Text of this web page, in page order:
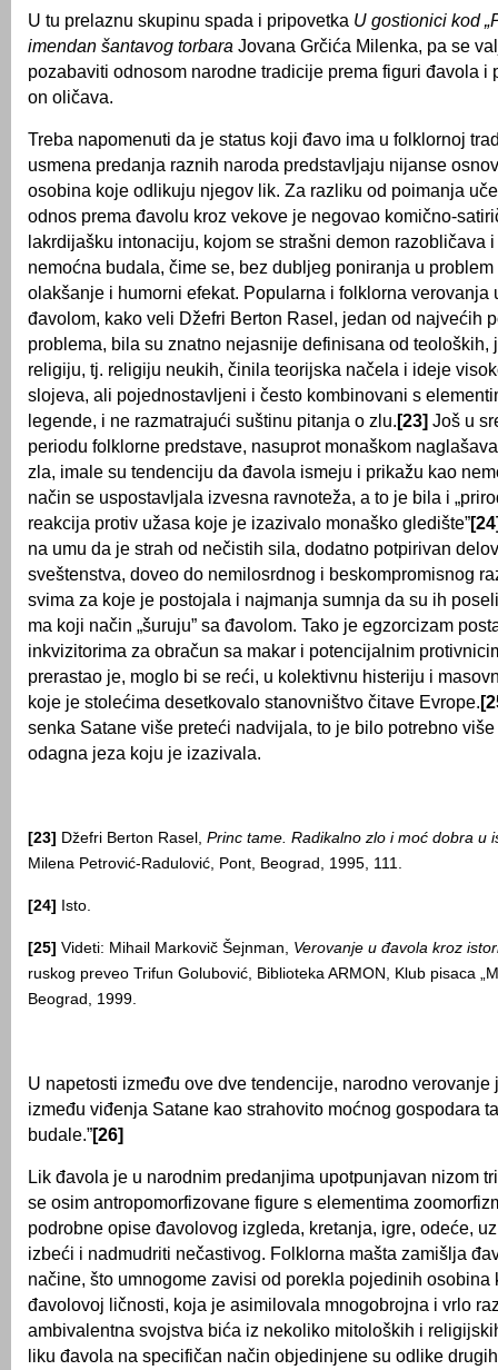
U tu prelaznu skupinu spada i pripovetka U gostionici kod
imendan šantavog torbara Jovana Grčića Milenka, pa se
pozabaviti odnosom narodne tradicije prema figuri đavola i
on oličava.
Treba napomenuti da je status koji đavo ima u folklornoj
usmena predanja raznih naroda predstavljaju nijanse
osobina koje odlikuju njegov lik. Za razliku od poimanja
odnos prema đavolu kroz vekove je negovao komično-
lakrdijašku intonaciju, kojom se strašni demon razobličava
nemoćna budala, čime se, bez dubljeg poniranja u
olakšanje i humorni efekat. Popularna i folklorna verovanja
đavolom, kako veli Džefri Berton Rasel, jedan od najvećih
problema, bila su znatno nejasnije definisana od teoloških,
religiju, tj. religiju neukih, činila teorijska načela i ideje
slojeva, ali pojednostavljeni i često kombinovani s
legende, i ne razmatrajući suštinu pitanja o zlu.[23] Još u
periodu folklorne predstave, nasuprot monaškom
zla, imale su tendenciju da đavola ismeju i prikažu kao
način se uspostavljala izvesna ravnoteža, a to je bila i
reakcija protiv užasa koje je izazivalo monaško gledište”
na umu da je strah od nečistih sila, dodatno potpirivan
sveštenstva, doveo do nemilosrdnog i beskompromisnog
svima za koje je postojala i najmanja sumnja da su ih
ma koji način „šuruju” sa đavolom. Tako je egzorcizam
inkvizitorima za obračun sa makar i potencijalnim
prerastao je, moglo bi se reći, u kolektivnu histeriju i
koje je stolećima desetkovalo stanovništvo čitave Evrope.
senka Satane više preteći nadvijala, to je bilo potrebno
odagna jeza koju je izazivala.
[23] Džefri Berton Rasel, Princ tame. Radikalno zlo i moć dobra u
Milena Petrović-Radulović, Pont, Beograd, 1995, 111.
[24] Isto.
[25] Videti: Mihail Markovič Šejnman, Verovanje u đavola kroz
ruskog preveo Trifun Golubović, Biblioteka ARMON, Klub pisaca
Beograd, 1999.
U napetosti između ove dve tendencije, narodno verovanje
između viđenja Satane kao strahovito moćnog gospodara
budale.”[26]
Lik đavola je u narodnim predanjima upotpunjavan nizom
se osim antropomorfizovane figure s elementima
podrobne opise đavolovog izgleda, kretanja, igre, odeće,
izbeći i nadmudriti nečastivog. Folklorna mašta zamišlja
načine, što umnogome zavisi od porekla pojedinih osobina
đavolovoj ličnosti, koja je asimilovala mnogobrojna i vrlo
ambivalentna svojstva bića iz nekoliko mitoloških i
liku đavola na specifičan način objedinjene su odlike